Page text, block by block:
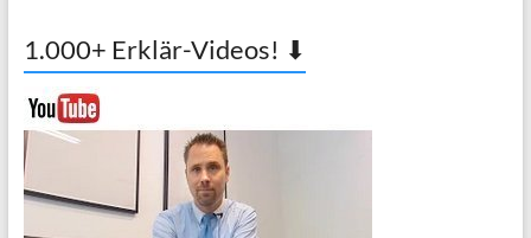
1.000+ Erklär-Videos! ⬇